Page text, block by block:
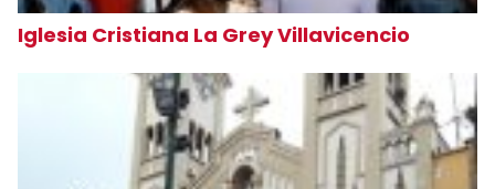
Iglesia Cristiana La Grey Villavicencio